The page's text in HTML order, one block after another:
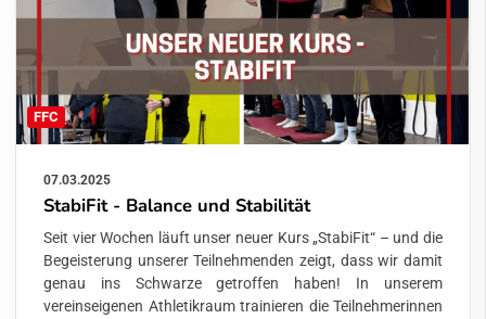
FFC
07.03.2025
StabiFit - Balance und Stabilität
Seit vier Wochen läuft unser neuer Kurs „StabiFit“ – und die
Begeisterung unserer Teilnehmenden zeigt, dass wir damit
genau ins Schwarze getroffen haben! In unserem
vereinseigenen Athletikraum trainieren die Teilnehmerinnen